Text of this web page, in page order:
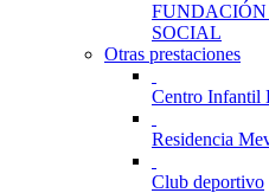
SOCIAL
Otras prestaciones
Centro Infantil
Residencia
Club deportivo